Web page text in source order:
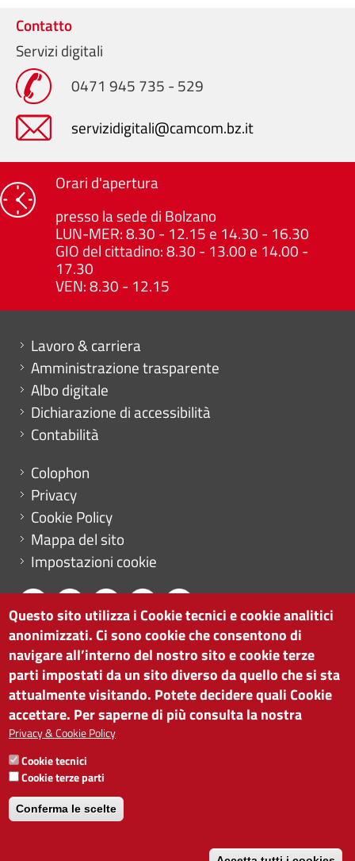
Contatto
Servizi digitali
0471 945 735 - 529
servizidigitali@camcom.bz.it
Orari d'apertura
presso la sede di Bolzano
LUN-MER: 8.30 - 12.15 e 14.30 - 16.30
GIO del cittadino: 8.30 - 13.00 e 14.00 -
17.30
VEN: 8.30 - 12.15
Mini menu di servizio
Lavoro & carriera
Amministrazione trasparente
Albo digitale
Dichiarazione di accessibilità
Contabilità
Menu footer
Colophon
Privacy
Cookie Policy
Mappa del sito
Impostazioni cookie
CAMERA DI COMMERCIO DI BOLZANO
via Alto Adige 60 | I-39100 Bolzano
tel. 0471 945 511 |info@camcom.bz.it
Partita IVA: 00376420212
ISTITUTO PER LA PROMOZIONE DELLO
SVILUPPO ECONOMICO
Partita IVA: 01716880214
Questo sito utilizza i Cookie tecnici e cookie analitici
anonimizzati. Ci sono cookie che consentono di
navigare all’interno del nostro sito e cookie terze
parti impostati da un sito diverso da quello che si sta
attualmente visitando. Potete decidere quali Cookie
accettare. Per saperne di più consulta la nostra
Privacy & Cookie Policy
Cookie tecnici
Cookie terze parti
Conferma le scelte